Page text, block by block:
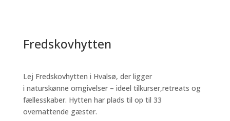
Fredskovhytten
Lej Fredskovhytten i Hvalsø, der ligger
i naturskønne omgivelser – ideel tilkurser,retreats og
fællesskaber. Hytten har plads til op til 33
overnattende gæster.